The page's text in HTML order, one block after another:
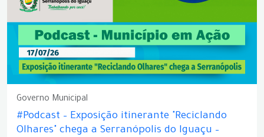
Governo Municipal
#Podcast – Exposição itinerante "Reciclando
Olhares" chega a Serranópolis do Iguaçu –